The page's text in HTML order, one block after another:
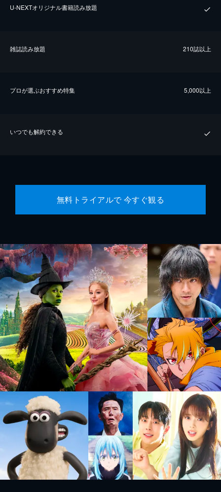
U-NEXTオリジナル書籍読み放題
雑誌読み放題 210誌以上
プロが選ぶおすすめ特集 5,000以上
いつでも解約できる
無料トライアルで 今すぐ観る